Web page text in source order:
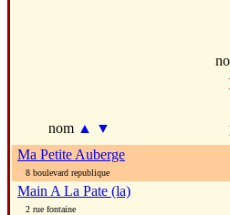
nom ▲ ▼
Ma Petite Auberge
8 boulevard republique
Main A La Pate (la)
2 rue fontaine